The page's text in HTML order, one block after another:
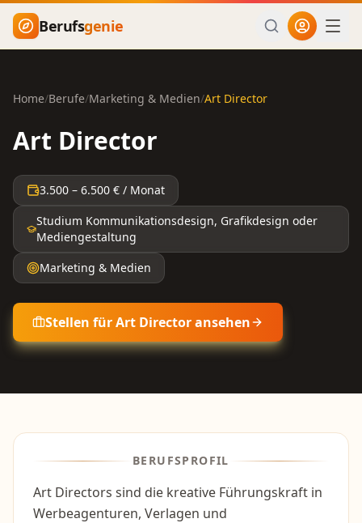
Zum Hauptinhalt springen
Berufsgenie
Home/Berufe/Marketing & Medien/Art Director
Art Director
3.500 – 6.500 € / Monat
Studium Kommunikationsdesign, Grafikdesign oder
Mediengestaltung
Marketing & Medien
Stellen fürArt Directoransehen
BERUFSPROFIL
Art Directors sind die kreative Führungskraft in
Werbeagenturen, Verlagen und